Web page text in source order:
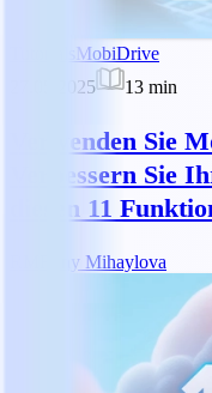
MobiDrive
27.05.2025
13 min
Verwenden Sie
Verbessern Sie
diesen 11
Reny Mihaylova